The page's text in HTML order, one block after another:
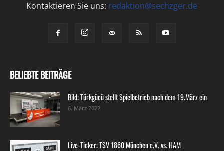
Kontaktieren Sie uns: redaktion@sechzger.de
BELIEBTE BEITRÄGE
Bild: Türkgücü stellt Spielbetrieb nach dem 19.März ein
6. März 2022
Live-Ticker: TSV 1860 München e.V. vs. HAM